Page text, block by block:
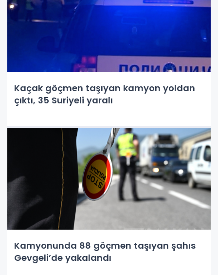
Kaçak göçmen taşıyan kamyon yoldan
çıktı, 35 Suriyeli yaralı
Kamyonunda 88 göçmen taşıyan şahıs
Gevgeli’de yakalandı